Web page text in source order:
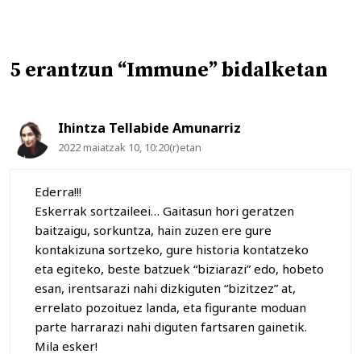
5 erantzun “Immune” bidalketan
Ihintza Tellabide Amunarriz
2022 maiatzak 10, 10:20(r)etan
Ederra!!!
Eskerrak sortzaileei… Gaitasun hori geratzen
baitzaigu, sorkuntza, hain zuzen ere gure
kontakizuna sortzeko, gure historia kontatzeko
eta egiteko, beste batzuek “biziarazi” edo, hobeto
esan, irentsarazi nahi dizkiguten “bizitzez” at,
errelato pozoituez landa, eta figurante moduan
parte harrarazi nahi diguten fartsaren gainetik.
Mila esker!